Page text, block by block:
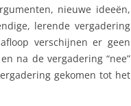
nieuwe ideeën,
lerende vergadering
verschijnen er geen
na de vergadering “nee”
gekomen tot het